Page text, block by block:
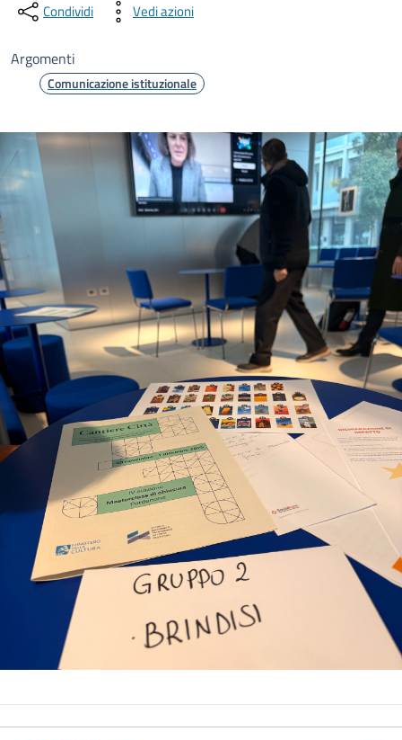
Condividi Vedi azioni
Argomenti
Comunicazione istituzionale